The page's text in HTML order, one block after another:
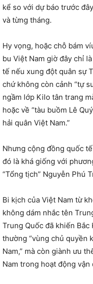
kể so với dự báo trước
và từng tháng.
Hy vọng, hoặc chỗ bám
bu Việt Nam giờ đây chỉ
tế nếu xung đột quân sự
chứ không còn cảnh “tự
ngầm lớp Kilo tân trang
hoặc về “tàu buồm Lê
hải quân Việt Nam.”
Nhưng cộng đồng quốc
đó là khá giống với
“Tổng tịch” Nguyễn Phú
Bi kịch của Việt Nam từ
không dám nhắc tên
Trung Quốc đã khiến
thường “vùng chủ quyền
Nam,” mà còn giành ưu
Nam trong hoạt động vận